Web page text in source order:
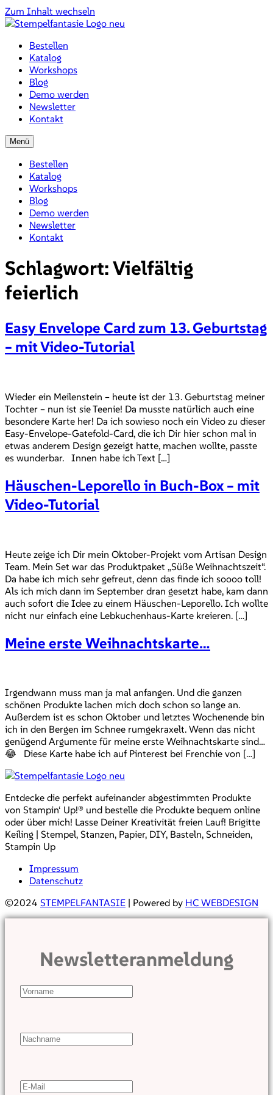
Zum Inhalt wechseln
Bestellen
Katalog
Workshops
Blog
Demo werden
Newsletter
Kontakt
Menü
Bestellen
Katalog
Workshops
Blog
Demo werden
Newsletter
Kontakt
Schlagwort:Vielfältig
feierlich
Easy Envelope Card zum 13. Geburtstag
– mit Video-Tutorial
Wieder ein Meilenstein – heute ist der 13. Geburtstag meiner
Tochter – nun ist sie Teenie! Da musste natürlich auch eine
besondere Karte her! Da ich sowieso noch ein Video zu dieser
Easy-Envelope-Gatefold-Card, die ich Dir hier schon mal in
etwas anderem Design gezeigt hatte, machen wollte, passte
es wunderbar. Innen habe ich Text […]
Häuschen-Leporello in Buch-Box – mit
Video-Tutorial
Heute zeige ich Dir mein Oktober-Projekt vom Artisan Design
Team. Mein Set war das Produktpaket „Süße Weihnachtszeit“.
Da habe ich mich sehr gefreut, denn das finde ich soooo toll!
Als ich mich dann im September dran gesetzt habe, kam dann
auch sofort die Idee zu einem Häuschen-Leporello. Ich wollte
nicht nur einfach eine Lebkuchenhaus-Karte kreieren. […]
Meine erste Weihnachtskarte…
Irgendwann muss man ja mal anfangen. Und die ganzen
schönen Produkte lachen mich doch schon so lange an.
Außerdem ist es schon Oktober und letztes Wochenende bin
ich in den Bergen im Schnee rumgekraxelt. Wenn das nicht
genügend Argumente für meine erste Weihnachtskarte sind…
😂 Diese Karte habe ich auf Pinterest bei Frenchie von […]
Entdecke die perfekt aufeinander abgestimmten Produkte
von Stampin‘ Up!® und bestelle die Produkte bequem online
oder über mich! Lasse Deiner Kreativität freien Lauf! Brigitte
Keiling | Stempel, Stanzen, Papier, DIY, Basteln, Schneiden,
Stampin Up
Impressum
Datenschutz
©2024 STEMPELFANTASIE | Powered by HC WEBDESIGN
Newsletteranmeldung